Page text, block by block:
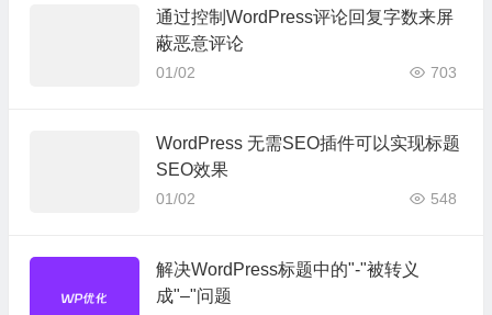
通过控制WordPress评论回复字数来屏
蔽恶意评论
01/02 703
WordPress 无需SEO插件可以实现标题
SEO效果
01/02 548
解决WordPress标题中的"-"被转义
成"–"问题